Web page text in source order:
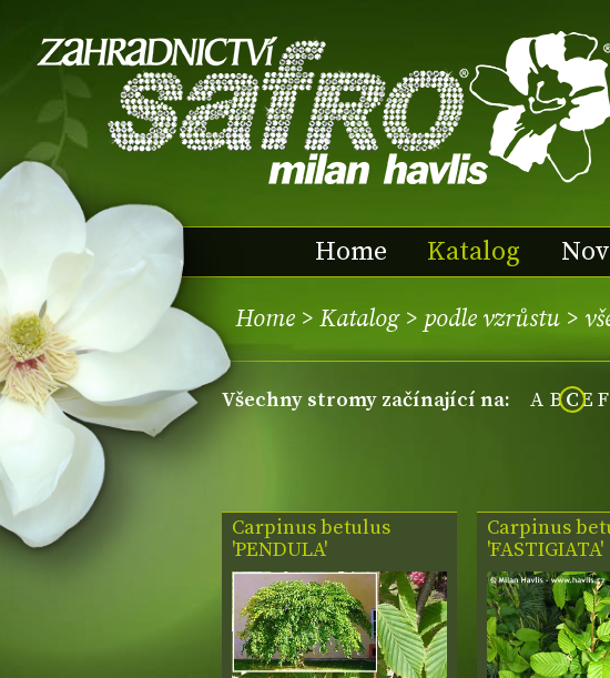
Home Katalog
Home > Katalog> podle vzrůstu >
všechny stromy začínající na: A BCE F
Carpinus betulus
'PENDULA'
Carpinus
'FASTIGIATA'